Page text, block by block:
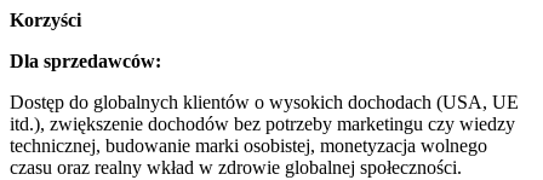
Korzyści
Dla sprzedawców:
Dostęp do globalnych klientów o wysokich dochodach (USA, UE
itd.), zwiększenie dochodów bez potrzeby marketingu czy wiedzy
technicznej, budowanie marki osobistej, monetyzacja wolnego
czasu oraz realny wkład w zdrowie globalnej społeczności.